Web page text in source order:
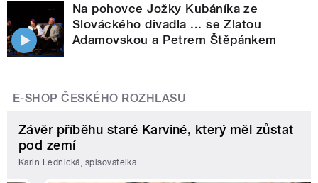
Na pohovce Jožky Kubáníka ze
Slováckého divadla ... se Zlatou
Adamovskou a Petrem Štěpánkem
E-SHOP ČESKÉHO ROZHLASU
Závěr příběhu staré Karviné, který měl zůstat
pod zemí
Karin Lednická, spisovatelka